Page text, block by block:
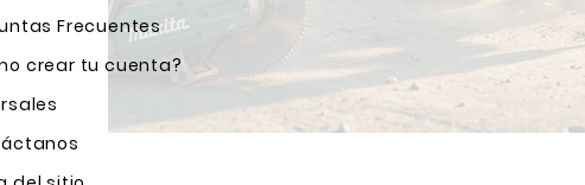
Frecuentes
crear tu cuenta?